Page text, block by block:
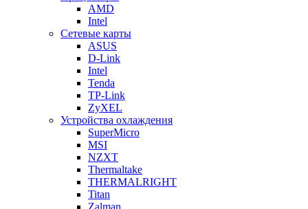
AMD
Intel
Сетевые карты
ASUS
D-Link
Intel
Tenda
TP-Link
ZyXEL
Устройства охлаждения
SuperMicro
MSI
NZXT
Thermaltake
THERMALRIGHT
Titan